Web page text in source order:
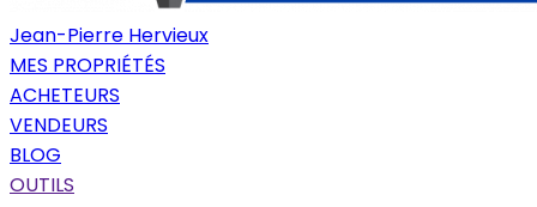
Jean-Pierre Hervieux
MES PROPRIÉTÉS
ACHETEURS
VENDEURS
BLOG
OUTILS